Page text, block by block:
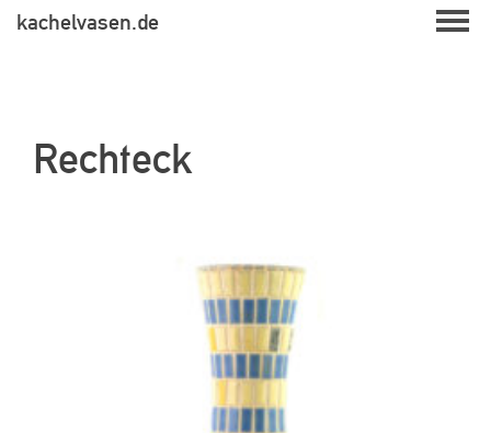
Skipkachelvasen.de
Rechteck